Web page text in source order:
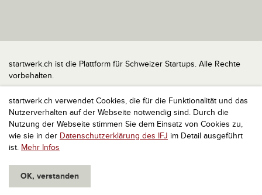
startwerk.ch verwendet Cookies, die für die Funktionalität und das
Nutzerverhalten auf der Webseite notwendig sind. Durch die
Nutzung der Webseite stimmen Sie dem Einsatz von Cookies zu,
wie sie in der Datenschutzerklärung des IFJ im Detail ausgeführt
ist. Mehr Infos
OK, verstanden
startwerk.ch ist die Plattform für Schweizer Startups. Alle Rechte
vorbehalten.
Impressum
Kontakt
nach oben